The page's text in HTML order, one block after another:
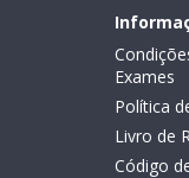
Exames
Política
Livro de
Código